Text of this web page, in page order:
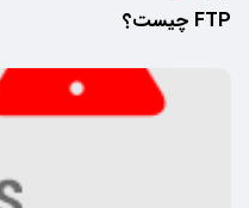
FTP چیست؟